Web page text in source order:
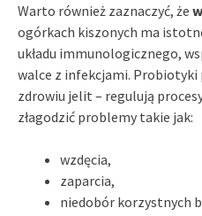
Warto również zaznaczyć, że
ogórkach kiszonych ma
układu immunologicznego,
walce z infekcjami.
zdrowiu jelit – regulują
złagodzić problemy takie jak:
wzdęcia,
zaparcia,
niedobór korzystnych